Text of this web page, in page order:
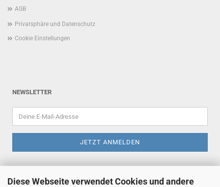
Diese Webseite verwendet Cookies und andere
AGB
Privatsphäre und Datenschutz
Cookie Einstellungen
NEWSLETTER